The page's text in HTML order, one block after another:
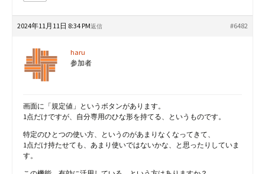
2024年11月11日 8:34 PM #6482
返信
haru
参加者
画面に「規定値」というボタンがあります。
1点だけですが、自分専用のひな形を持てる、というものです。
特定のひとつの使い方、というのがあまりなくなってきて、
1点だけ持たせても、あまり使いではないかな、と思ったりしていま
す。